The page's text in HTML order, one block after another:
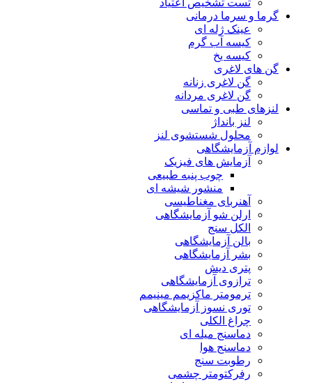
تست تشخیص اعتیاد
گرما و سرما درمانی
عینک ژله ای
کیسه آب گرم
کیسه یخ
گن های لاغری
گن لاغری زنانه
گن لاغری مردانه
لنزهای طبی و تماسی
لنز بانداژ
محلول شستشوی لنز
لوازم آزمایشگاهی
آزمایش های فیزیک
چوب پنبه طبیعی
منشور شیشه ای
آهنربای مغناطیسی
ارلن شو آزمایشگاهی
الکل سنج
بالن آزمایشگاهی
بشر آزمایشگاهی
پتری دیش
ترازوی آزمایشگاهی
ترمومتر ماکزیمم مینیمم
توری نسوز آزمایشگاهی
چراغ الکلی
دماسنج میله ای
دماسنج هوا
رطوبت سنج
رفرکتومتر چشمی